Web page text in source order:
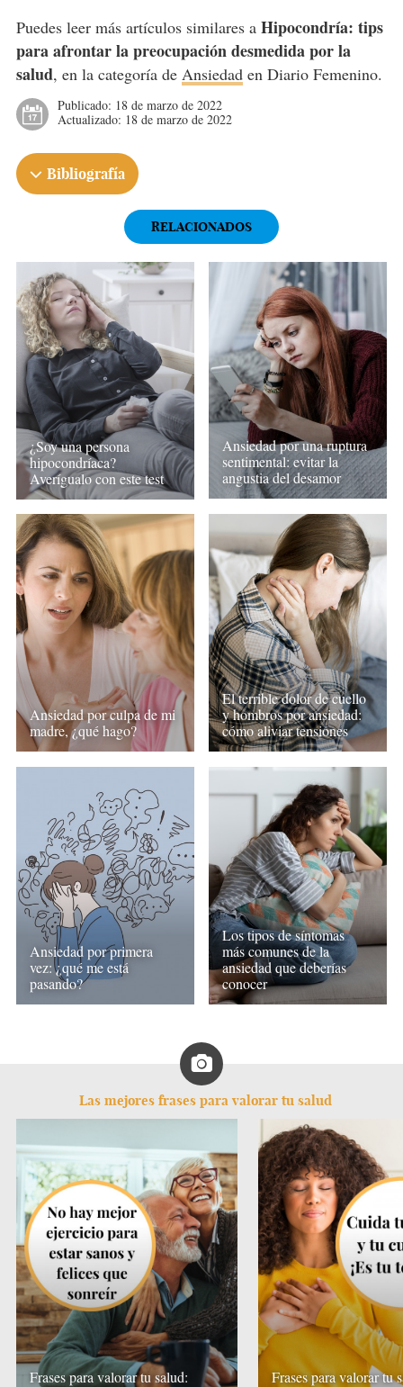
Puedes leer más artículos similares a Hipocondría: tips
para afrontar la preocupación desmedida por la
salud, en la categoría de Ansiedaden Diario Femenino.
Publicado: 18 de marzo de 2022
Actualizado: 18 de marzo de 2022
Bibliografía
RELACIONADOS
¿Soy una persona
hipocondríaca?
Averígualo con este test
Ansiedad por una ruptura
sentimental: evitar la
angustia del desamor
Ansiedad por culpa de mi
madre, ¿qué hago?
El terrible dolor de cuello
y hombros por ansiedad:
cómo aliviar tensiones
Ansiedad por primera
vez: ¿qué me está
pasando?
Los tipos de síntomas
más comunes de la
ansiedad que deberías
conocer
Las mejores frases para valorar tu salud
Frases para valorar tu salud:
Frases para valorar tu